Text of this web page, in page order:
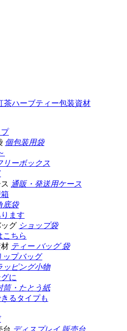
茶ハーブティー包装資材
個包装用袋
リーボックス
通販・発送用ケース
底袋
ます
ショップ袋
こちら
ティー バッグ 袋
ップバッグ
ッピング小物
に
筒・たとう紙
るタイプも
ディスプレイ 販売台